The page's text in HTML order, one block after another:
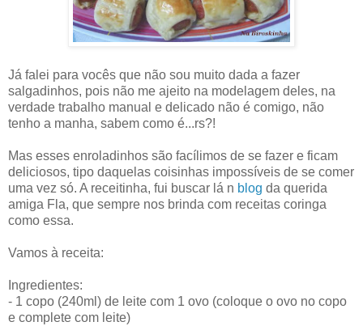
Já falei para vocês que não sou muito dada a fazer
salgadinhos, pois não me ajeito na modelagem deles, na
verdade trabalho manual e delicado não é comigo, não
tenho a manha, sabem como é...rs?!
Mas esses enroladinhos são facílimos de se fazer e ficam
deliciosos, tipo daquelas coisinhas impossíveis de se comer
uma vez só. A receitinha, fui buscar lá n blog da querida
amiga Fla, que sempre nos brinda com receitas coringa
como essa.
Vamos à receita:
Ingredientes:
- 1 copo (240ml) de leite com 1 ovo (coloque o ovo no copo
e complete com leite)